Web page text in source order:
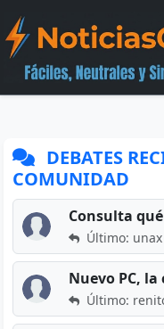
DEBATES
COMUNIDAD
Consulta
Último: unax
Nuevo PC,
Último: